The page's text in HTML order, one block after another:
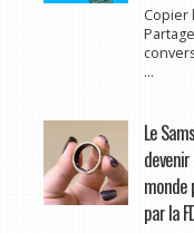
Copier
...
Le
monde
par la